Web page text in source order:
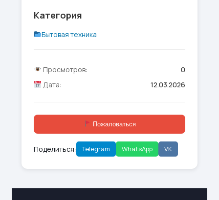
Категория
Бытовая техника
Просмотров:
0
Дата:
12.03.2026
Пожаловаться
Поделиться: Telegram WhatsApp VK